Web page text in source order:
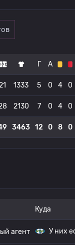
Г А
1333 5 0 4 0
2130 7 0 4 0
3463 12 0 8 0
Куда
агент У них